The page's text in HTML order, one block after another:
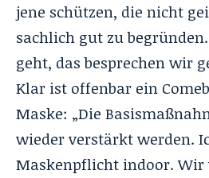
jene schützen, die nicht
sachlich gut zu
geht, das besprechen wir
Klar ist offenbar ein
Maske: „Die
wieder verstärkt werden.
Maskenpflicht indoor. Wir